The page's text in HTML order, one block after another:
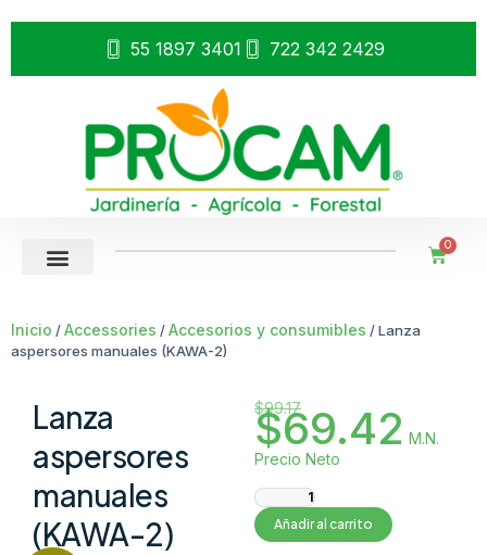
55 1897 3401 722 342 2429
0
Inicio /Accessories /Accesorios y consumibles / Lanza
aspersores manuales (KAWA-2)
Lanza
aspersores
manuales
(KAWA-2)
$99.17
$69.42 M.N.
Precio Neto
Añadir al carrito